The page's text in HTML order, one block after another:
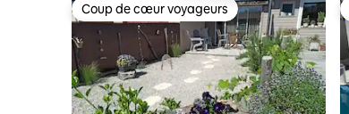
Coup de cœur voyageurs
Coup de cœur voyageurs